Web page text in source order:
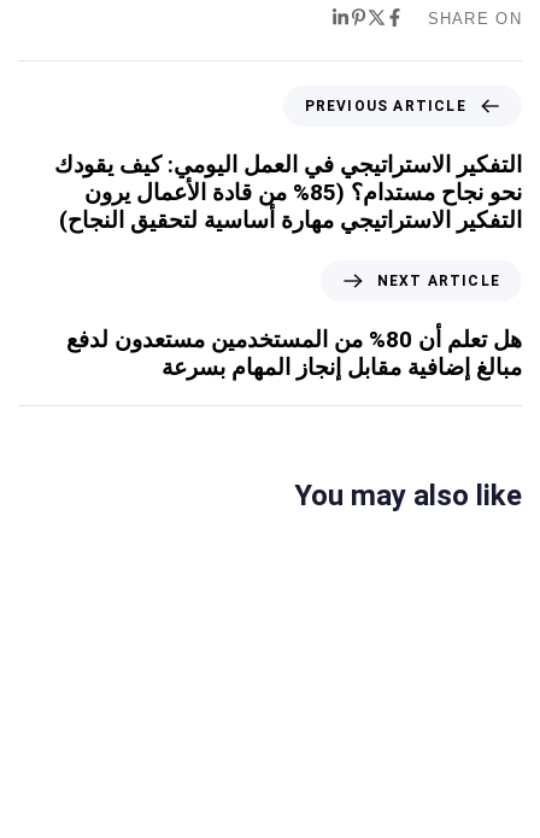
SHARE ON
PREVIOUS ARTICLE
التفكير الاستراتيجي في العمل اليومي: كيف يقودك
نحو نجاح مستدام؟ (85% من قادة الأعمال يرون
التفكير الاستراتيجي مهارة أساسية لتحقيق النجاح)
NEXT ARTICLE
هل تعلم أن 80% من المستخدمين مستعدون لدفع
مبالغ إضافية مقابل إنجاز المهام بسرعة
You may also like